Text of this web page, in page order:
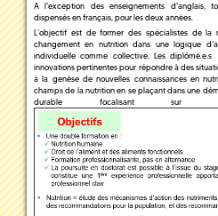
A l'exception des enseignements d'anglais,
dispensés en français, pour les deux années.
L’objectif est de former des spécialistes de
changement en nutrition dans une logique
individuelle comme collective. Les
innovations pertinentes pour répondre à des
à la genèse de nouvelles connaissances en
champs de la nutrition en se plaçant dans une
durable focalisant sur